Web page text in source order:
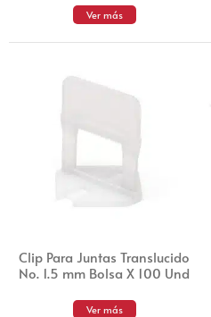
Ver más
Clip Para Juntas Translucido
No. 1.5 mm Bolsa X 100 Und
Ver más